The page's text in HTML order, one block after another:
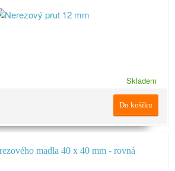
Skladem
Do košíku
madla 40 x 40 mm - rovná